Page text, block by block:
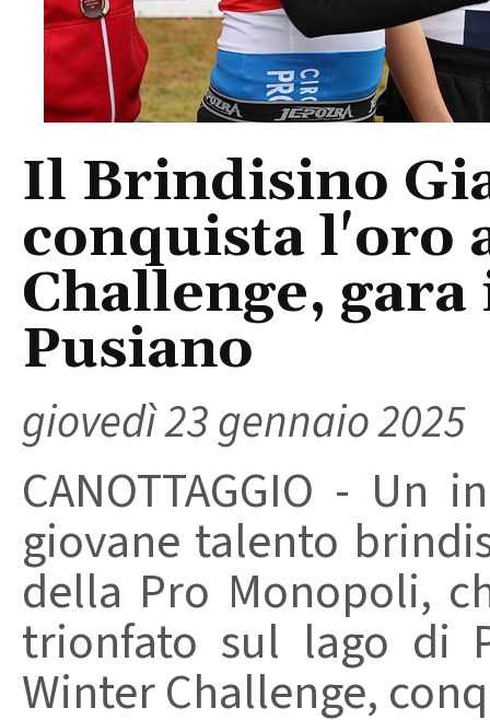
Il Brindisino
conquista l'oro
Challenge,
Pusiano
giovedì 23 gennaio 2025
CANOTTAGGIO -
giovane talento
della Pro Monopoli,
trionfato sul lago di
Winter Challenge,